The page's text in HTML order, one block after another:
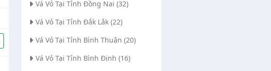
Vá Vỏ Tại Tỉnh Đồng Nai (32)
Vá Vỏ Tại Tỉnh Đắk Lắk (22)
Vá Vỏ Tại Tỉnh Bình Thuận (20)
Vá Vỏ Tại Tỉnh Bình Định (16)